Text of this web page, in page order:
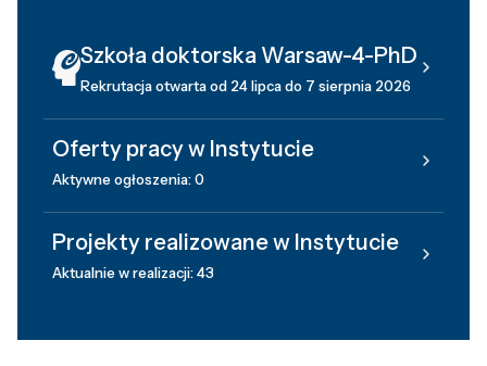
Szkoła doktorska Warsaw-4-PhD
Rekrutacja otwarta od 24 lipca do 7 sierpnia 2026
Oferty pracy w Instytucie
Aktywne ogłoszenia: 0
Projekty realizowane w Instytucie
Aktualnie w realizacji: 43